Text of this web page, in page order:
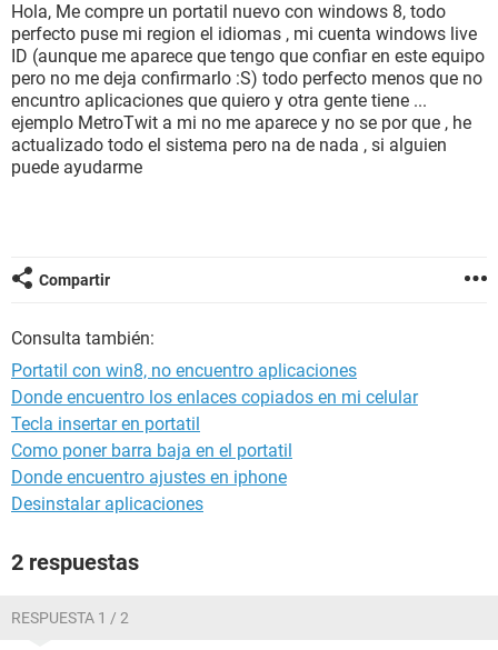
Hola, Me compre un portatil nuevo con windows 8, todo
perfecto puse mi region el idiomas , mi cuenta windows live
ID (aunque me aparece que tengo que confiar en este equipo
pero no me deja confirmarlo :S) todo perfecto menos que no
encuntro aplicaciones que quiero y otra gente tiene ...
ejemplo MetroTwit a mi no me aparece y no se por que , he
actualizado todo el sistema pero na de nada , si alguien
puede ayudarme
Compartir
Consulta también:
Portatil con win8, no encuentro aplicaciones
Donde encuentro los enlaces copiados en mi celular
Tecla insertar en portatil
Como poner barra baja en el portatil
Donde encuentro ajustes en iphone
Desinstalar aplicaciones
2 respuestas
RESPUESTA 1 / 2